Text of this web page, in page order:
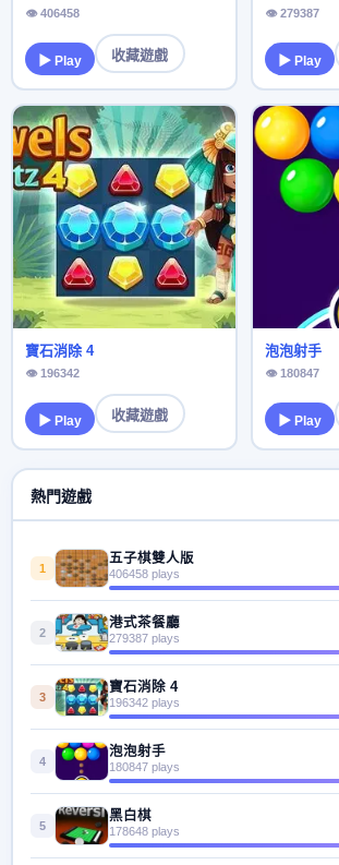
👁 406458
▶ Play 收藏遊戲
👁 279387
▶ Play
寶石消除 4
👁 196342
▶ Play 收藏遊戲
泡泡射手
👁 180847
▶ Play
熱門遊戲
1
五子棋雙人版
406458 plays
2
港式茶餐廳
279387 plays
3
寶石消除 4
196342 plays
4
泡泡射手
180847 plays
5
黑白棋
178648 plays